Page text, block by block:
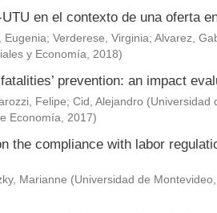
en el contexto de una oferta
Eugenia; Verderese, Virginia; Alvarez,
y Economía, 2018)
prevention: an impact
Felipe; Cid, Alejandro (Universidad
Economía, 2017)
the compliance with labor
Marianne (Universidad de